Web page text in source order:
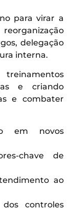
para virar a
delegação
interna.
e criando
e combater
em novos
chave de
ao
controles